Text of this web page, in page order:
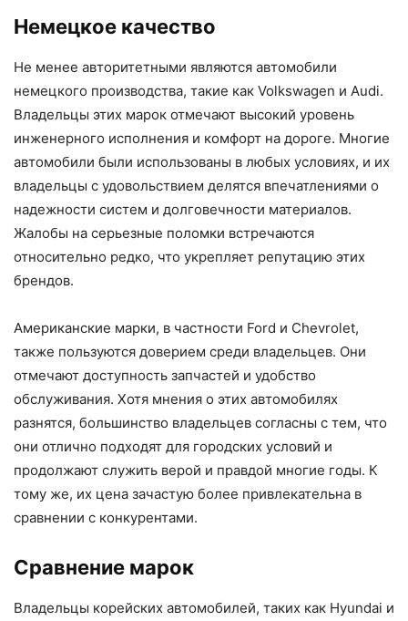
Немецкое качество
Не менее авторитетными являются автомобили
немецкого производства, такие как Volkswagen и Audi.
Владельцы этих марок отмечают высокий уровень
инженерного исполнения и комфорт на дороге. Многие
автомобили были использованы в любых условиях, и их
владельцы с удовольствием делятся впечатлениями о
надежности систем и долговечности материалов.
Жалобы на серьезные поломки встречаются
относительно редко, что укрепляет репутацию этих
брендов.
Американские марки, в частности Ford и Chevrolet,
также пользуются доверием среди владельцев. Они
отмечают доступность запчастей и удобство
обслуживания. Хотя мнения о этих автомобилях
разнятся, большинство владельцев согласны с тем, что
они отлично подходят для городских условий и
продолжают служить верой и правдой многие годы. К
тому же, их цена зачастую более привлекательна в
сравнении с конкурентами.
Сравнение марок
Владельцы корейских автомобилей, таких как Hyundai и